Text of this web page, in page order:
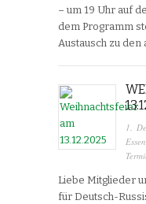
– um 19 Uhr auf
dem Programm
Austausch zu den
1.
Essen
Liebe Mitglieder
für Deutsch-